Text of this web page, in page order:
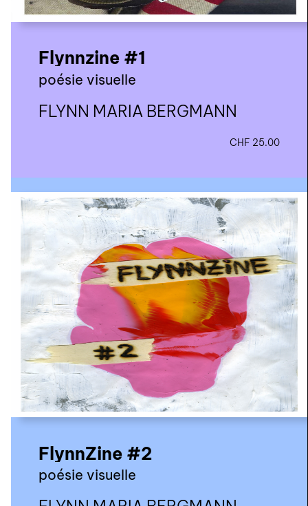
manuscrits
Flynnzine #1
poésie visuelle
FLYNN MARIA BERGMANN
CHF 25.00
FlynnZine #2
poésie visuelle